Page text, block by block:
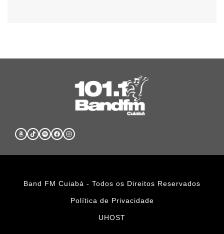
Band FM Cuiabá - Todos os Direitos Reservados
Política de Privacidade
UHOST